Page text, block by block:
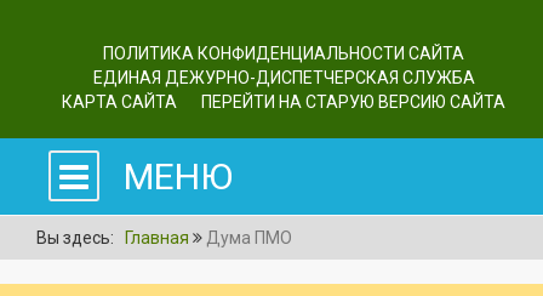
ПОЛИТИКА КОНФИДЕНЦИАЛЬНОСТИ САЙТА
ЕДИНАЯ ДЕЖУРНО-ДИСПЕТЧЕРСКАЯ СЛУЖБА
КАРТА САЙТА
ПЕРЕЙТИ НА СТАРУЮ ВЕРСИЮ САЙТА
МЕНЮ
Вы здесь: Главная Дума ПМО